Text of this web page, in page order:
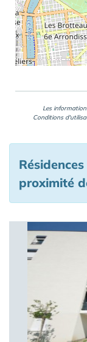
Les
Conditions
proximité